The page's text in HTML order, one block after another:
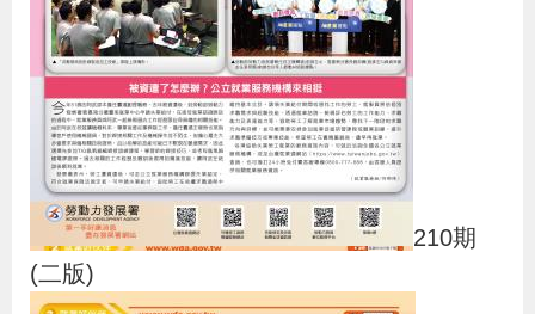
料
開
放
宣
檢
舉
貪
210期
(二版)